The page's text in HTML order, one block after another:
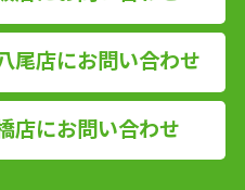
尾店にお問い合わせ
店にお問い合わせ